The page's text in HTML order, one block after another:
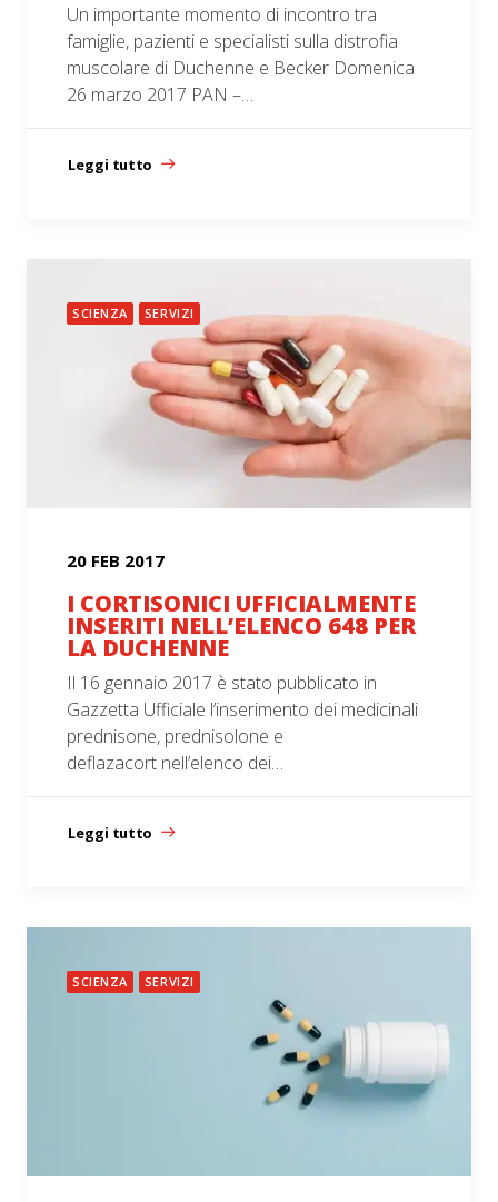
Un importante momento di incontro tra
famiglie, pazienti e specialisti sulla distrofia
muscolare di Duchenne e Becker Domenica
26 marzo 2017 PAN –…
Leggi tutto
SCIENZA SERVIZI
20 FEB 2017
I CORTISONICI UFFICIALMENTE
INSERITI NELL’ELENCO 648 PER
LA DUCHENNE
Il 16 gennaio 2017 è stato pubblicato in
Gazzetta Ufficiale l’inserimento dei medicinali
prednisone, prednisolone e
deflazacort nell’elenco dei…
Leggi tutto
SCIENZA SERVIZI